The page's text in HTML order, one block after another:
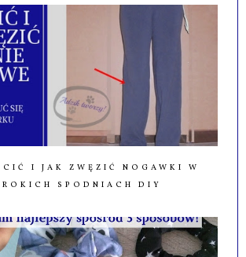
I JAK ZWĘZIĆ NOGAWKI W
SPODNIACH DIY